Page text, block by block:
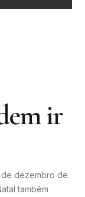
ir
de dezembro de
também